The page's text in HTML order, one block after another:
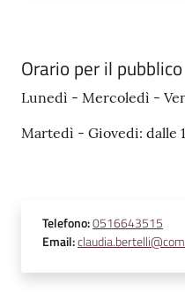
Orario per il pubblico
Lunedì - Mercoledì -
Martedì - Giovedi: dalle
Telefono:0516643515
Email: